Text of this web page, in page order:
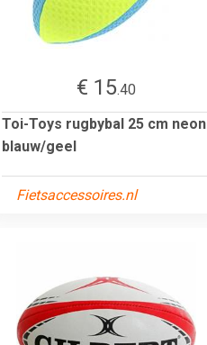
€ 15.40
Toi-Toys rugbybal 25 cm neon
blauw/geel
Fietsaccessoires.nl